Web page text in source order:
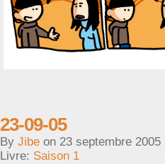
23-09-05
By Jibe on 23 septembre 2005
Livre: Saison 1